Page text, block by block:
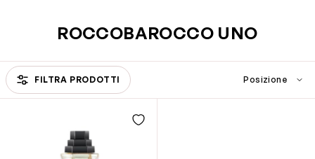
ROCCOBAROCCO UNO
FILTRA PRODOTTI
Passa all'elenco prodotti